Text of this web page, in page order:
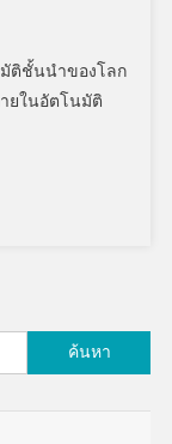
มัติชั้นนำของโลก
ยในอัตโนมัติ
สำหรับ: